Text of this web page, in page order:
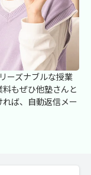
ーズナブルな授業
もぜひ他塾さんと
ば、自動返信メー